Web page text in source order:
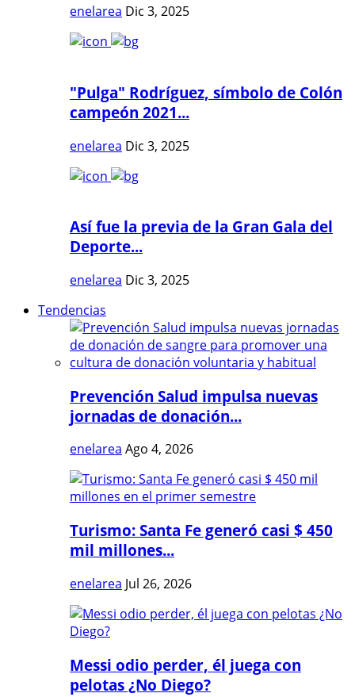
enelarea Dic 3, 2025
"Pulga" Rodríguez, símbolo de Colón
campeón 2021...
enelarea Dic 3, 2025
Así fue la previa de la Gran Gala del
Deporte...
enelarea Dic 3, 2025
Tendencias
Prevención Salud impulsa nuevas
jornadas de donación...
enelarea Ago 4, 2026
Turismo: Santa Fe generó casi $ 450
mil millones...
enelarea Jul 26, 2026
Messi odio perder, él juega con
pelotas ¿No Diego?